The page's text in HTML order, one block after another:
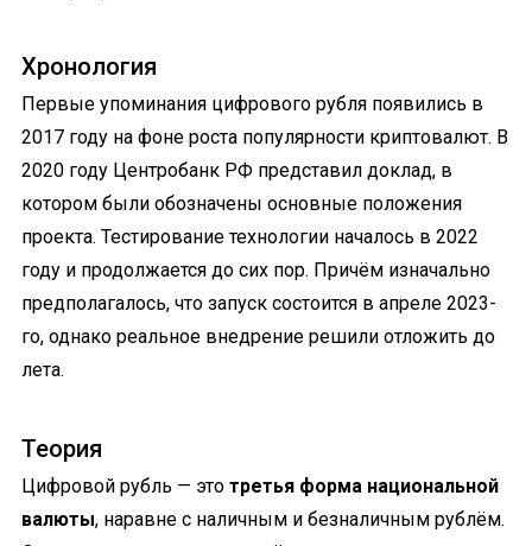
Хронология
Первые упоминания цифрового рубля появились в
2017 году на фоне роста популярности криптовалют. В
2020 году Центробанк РФ представил доклад, в
котором были обозначены основные положения
проекта. Тестирование технологии началось в 2022
году и продолжается до сих пор. Причём изначально
предполагалось, что запуск состоится в апреле 2023-
го, однако реальное внедрение решили отложить до
лета.
Теория
Цифровой рубль — это третья форма национальной
валюты, наравне с наличным и безналичным рублём.